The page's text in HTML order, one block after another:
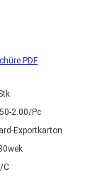
PDF
2.00/Pc
Exportkarton
C